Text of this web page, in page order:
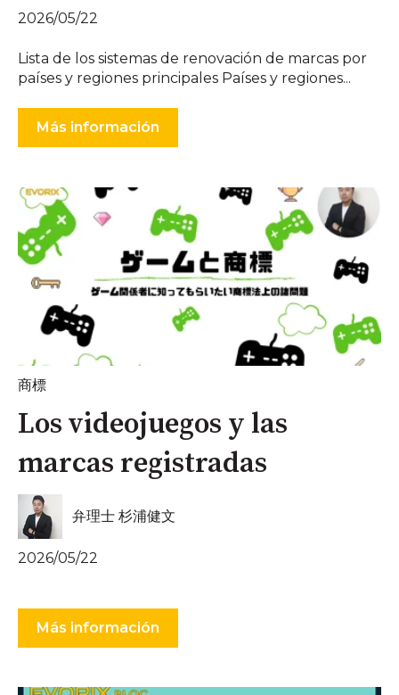
2026/05/22
Lista de los sistemas de renovación de marcas por
países y regiones principales Países y regiones...
Más información
商標
Los videojuegos y las
marcas registradas
弁理士 杉浦健文
2026/05/22
Más información